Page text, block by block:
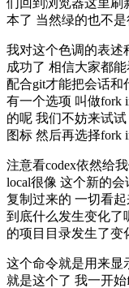
们回到浏览器这里刷
本了 当然绿的也不
我对这个色调的表述
成功了 相信大家都
配合git才能把会话和
有一个选项 叫做fork
的呢 我们不妨来试
图标 然后再选择fork
注意看codex依然给
local很像 这个新的
复制过来的 一切看
到底什么发生变化了
的项目目录发生了变
这个命令就是用来显
就是这个了 我一开